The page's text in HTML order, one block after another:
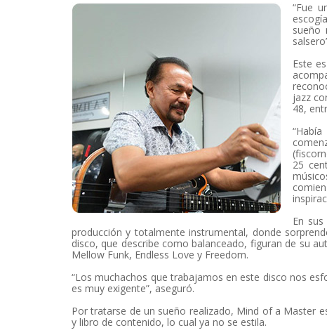
“Fue
sueño
Este
jazz
48,
25
En
producción y totalmente instrumental, donde
disco, que describe como balanceado, figuran de su
Mellow Funk, Endless Love y Freedom.
“Los muchachos que trabajamos en este disco nos
es muy exigente”, aseguró.
Por tratarse de un sueño realizado, Mind of a Master
y libro de contenido, lo cual ya no se estila.